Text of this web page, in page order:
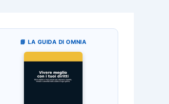
📘 LA GUIDA DI OMNIA